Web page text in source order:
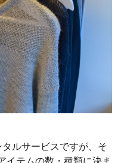
ルサービスですが、そ
イテムの数・種類に決ま